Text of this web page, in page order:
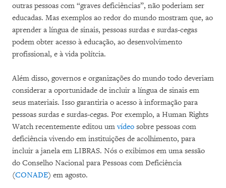
outras pessoas com “graves deficiências”, não poderiam ser
educadas. Mas exemplos ao redor do mundo mostram que, ao
aprender a língua de sinais, pessoas surdas e surdas-cegas
podem obter acesso à educação, ao desenvolvimento
profissional, e à vida polítcia.
Além disso, governos e organizações do mundo todo deveriam
considerar a oportunidade de incluir a língua de sinais em
seus materiais. Isso garantiria o acesso à informação para
pessoas surdas e surdas-cegas. Por exemplo, a Human Rights
Watch recentemente editou umvídeo sobre pessoas com
deficiência vivendo em instituições de acolhimento, para
incluir a janela em LIBRAS. Nós o exibimos em uma sessão
do Conselho Nacional para Pessoas com Deficiência
(CONADE) em agosto.